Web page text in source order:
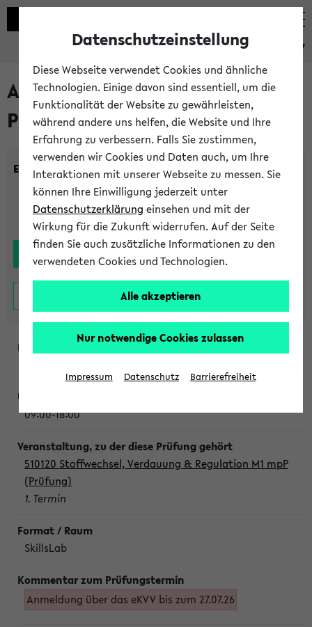
eKVV
Alle noch stattfindenden
Prüfungen
Einrichtung:
09:00-18:00
510120 Stoffwechsel, Verdauung & Regulation M1 mpP
(Prüfung)
1. Termin
SkillsLab
Anmeldung über das eKVV bis zum 27.07.26
Datenschutzeinstellung
Diese Webseite verwendet Cookies und ähnliche
Technologien. Einige davon sind essentiell, um die
Funktionalität der Website zu gewährleisten,
während andere uns helfen, die Website und Ihre
Erfahrung zu verbessern. Falls Sie zustimmen,
verwenden wir Cookies und Daten auch, um Ihre
Interaktionen mit unserer Webseite zu messen. Sie
können Ihre Einwilligung jederzeit unter
Datenschutzerklärung einsehen und mit der
Wirkung für die Zukunft widerrufen. Auf der Seite
finden Sie auch zusätzliche Informationen zu den
verwendeten Cookies und Technologien.
Alle akzeptieren
Nur notwendige Cookies zulassen
Impressum Datenschutz Barrierefreiheit